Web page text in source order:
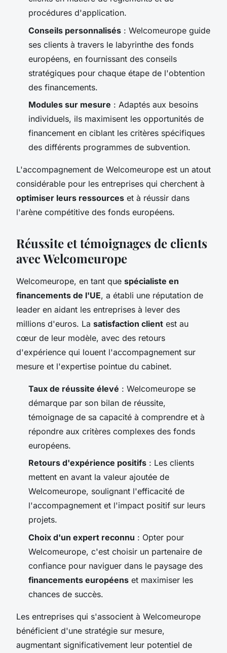
procédures d'application.
Conseils personnalisés : Welcomeurope guide
ses clients à travers le labyrinthe des fonds
européens, en fournissant des conseils
stratégiques pour chaque étape de l'obtention
des financements.
Modules sur mesure : Adaptés aux besoins
individuels, ils maximisent les opportunités de
financement en ciblant les critères spécifiques
des différents programmes de subvention.
L'accompagnement de Welcomeurope est un atout
considérable pour les entreprises qui cherchent à
optimiser leurs ressources et à réussir dans
l'arène compétitive des fonds européens.
Réussite et témoignages de clients
avec Welcomeurope
Welcomeurope, en tant que spécialiste en
financements de l'UE, a établi une réputation de
leader en aidant les entreprises à lever des
millions d'euros. La satisfaction client est au
cœur de leur modèle, avec des retours
d'expérience qui louent l'accompagnement sur
mesure et l'expertise pointue du cabinet.
Taux de réussite élevé : Welcomeurope se
démarque par son bilan de réussite,
témoignage de sa capacité à comprendre et à
répondre aux critères complexes des fonds
européens.
Retours d'expérience positifs : Les clients
mettent en avant la valeur ajoutée de
Welcomeurope, soulignant l'efficacité de
l'accompagnement et l'impact positif sur leurs
projets.
Choix d'un expert reconnu : Opter pour
Welcomeurope, c'est choisir un partenaire de
confiance pour naviguer dans le paysage des
financements européens et maximiser les
chances de succès.
Les entreprises qui s'associent à Welcomeurope
bénéficient d'une stratégie sur mesure,
augmentant significativement leur potentiel de